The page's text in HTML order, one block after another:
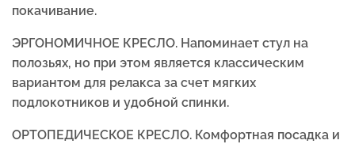
покачивание.
ЭРГОНОМИЧНОЕ КРЕСЛО. Напоминает стул на
полозьях, но при этом является классическим
вариантом для релакса за счет мягких
подлокотников и удобной спинки.
ОРТОПЕДИЧЕСКОЕ КРЕСЛО. Комфортная посадка и